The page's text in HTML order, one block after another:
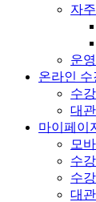
자
운
온라인
수
대
마이페이
모
수
수
대